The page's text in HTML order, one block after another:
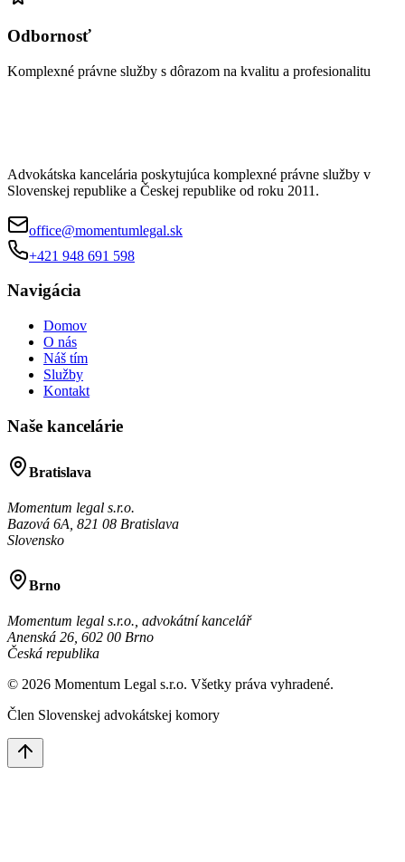
Odbornosť
Komplexné právne služby s dôrazom na kvalitu a profesionalitu
Advokátska kancelária poskytujúca komplexné právne služby v
Slovenskej republike a Českej republike od roku 2011.
office@momentumlegal.sk
+421 948 691 598
Navigácia
Domov
O nás
Náš tím
Služby
Kontakt
Naše kancelárie
Bratislava
Momentum legal s.r.o.
Bazová 6A, 821 08 Bratislava
Slovensko
Brno
Momentum legal s.r.o., advokátní kancelář
Anenská 26, 602 00 Brno
Česká republika
© 2026 Momentum Legal s.r.o. Všetky práva vyhradené.
Člen Slovenskej advokátskej komory